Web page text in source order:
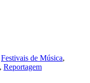
Festivais de Música,
, Reportagem